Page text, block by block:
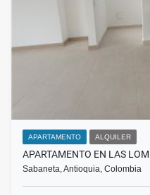
APARTAMENTO ALQUILER
APARTAMENTO EN LAS
Sabaneta, Antioquia, Colombia